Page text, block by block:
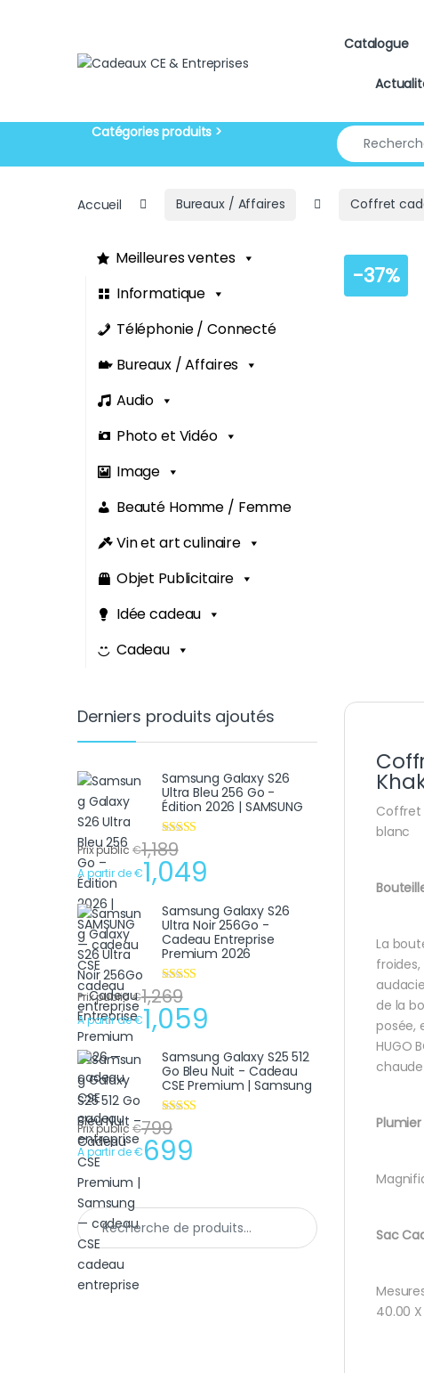
Catalogue
Search for:
Accueil Bureaux / Affaires Coffret
-37%
Coffret
blanc
La
de la
posée,
HUGO
Sac
40.00 X
Meilleures ventes
Informatique
Téléphonie / Connecté
Bureaux / Affaires
Audio
Photo et Vidéo
Image
Beauté Homme / Femme
Vin et art culinaire
Objet Publicitaire
Idée cadeau
Cadeau
Derniers produits ajoutés
Samsung Galaxy S26
Ultra Bleu 256 Go -
Édition 2026 | SAMSUNG
Note
sur 5
Prix public €1,189
A partir de €1,049
Samsung Galaxy S26
Ultra Noir 256Go -
Cadeau Entreprise
Premium 2026
Note
sur 5
Prix public €1,269
A partir de €1,059
Samsung Galaxy S25 512
Go Bleu Nuit - Cadeau
CSE Premium | Samsung
Note
sur 5
Prix public €799
A partir de €699
Recherche pour :